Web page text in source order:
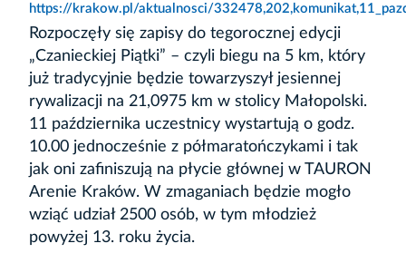
https://krakow.pl/aktualnosci/
Rozpoczęły się zapisy do tegorocznej edycji
„Czanieckiej Piątki” – czyli biegu na 5 km, który
już tradycyjnie będzie towarzyszył jesiennej
rywalizacji na 21,0975 km w stolicy Małopolski.
11 października uczestnicy wystartują o godz.
10.00 jednocześnie z półmaratończykami i tak
jak oni zafiniszują na płycie głównej w TAURON
Arenie Kraków. W zmaganiach będzie mogło
wziąć udział 2500 osób, w tym młodzież
powyżej 13. roku życia.